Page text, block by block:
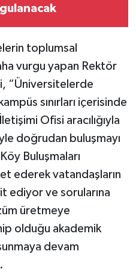
toplumsal
vurgu yapan Rektör
“Üniversitelerde
sınırları içerisinde
Ofisi aracılığıyla
doğrudan buluşmayı
Buluşmaları
ederek vatandaşların
ediyor ve sorularına
üretmeye
olduğu akademik
devam